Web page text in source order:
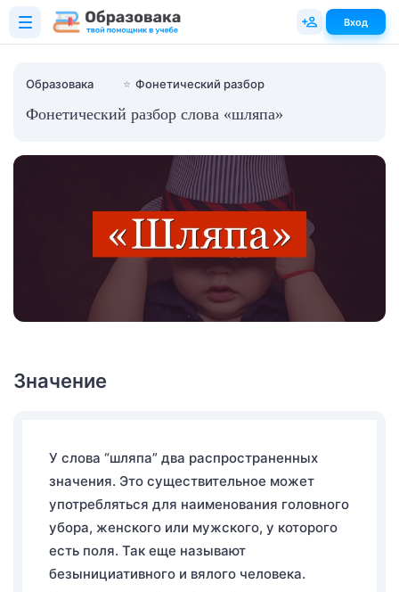
Образовака ⭐ Фонетический разбор
Фонетический разбор слова «шляпа»
Значение
У слова “шляпа” два распространенных
значения. Это существительное может
употребляться для наименования головного
убора, женского или мужского, у которого
есть поля. Так еще называют
безынициативного и вялого человека.
Вход